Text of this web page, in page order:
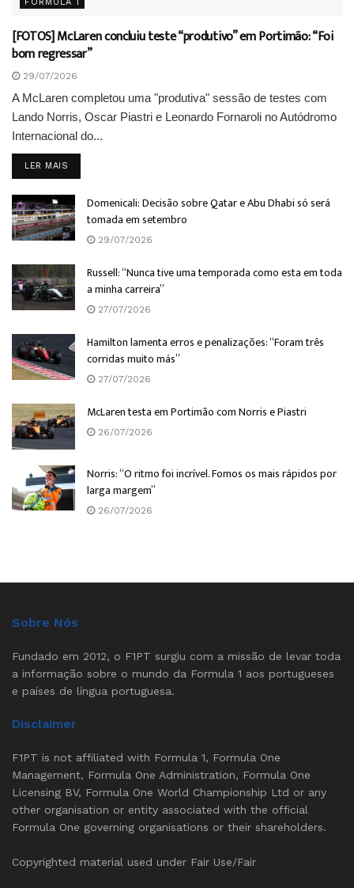
FÓRMULA 1
[FOTOS] McLaren concluiu teste “produtivo” em Portimão: “Foi
bom regressar”
29/07/2026
A McLaren completou uma "produtiva" sessão de testes com
Lando Norris, Oscar Piastri e Leonardo Fornaroli no Autódromo
Internacional do...
LER MAIS
Domenicali: Decisão sobre Qatar e Abu Dhabi só será
tomada em setembro
29/07/2026
Russell: “Nunca tive uma temporada como esta em toda
a minha carreira”
27/07/2026
Hamilton lamenta erros e penalizações: “Foram três
corridas muito más”
27/07/2026
McLaren testa em Portimão com Norris e Piastri
26/07/2026
Norris: “O ritmo foi incrível. Fomos os mais rápidos por
larga margem”
26/07/2026
Sobre Nós
Fundado em 2012, o F1PT surgiu com a missão de levar toda
a informação sobre o mundo da Formula 1 aos portugueses
e países de língua portuguesa.
Disclaimer
F1PT is not affiliated with Formula 1, Formula One
Management, Formula One Administration, Formula One
Licensing BV, Formula One World Championship Ltd or any
other organisation or entity associated with the official
Formula One governing organisations or their shareholders.
Copyrighted material used under Fair Use/Fair